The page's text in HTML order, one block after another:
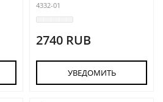
4332-01
2740 RUB
УВЕДОМИТЬ